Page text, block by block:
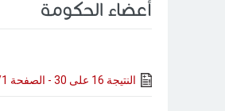
أعضاء الحكومة
النتيجة 16 على 30 - الصفحة 2/1